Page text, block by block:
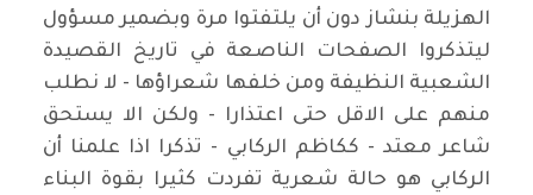
الهزيلة بنشاز دون أن يلتفتوا مرة وبضمير مسؤول
ليتذكروا الصفحات الناصعة في تاريخ القصيدة
الشعبية النظيفة ومن خلفها شعراؤها - لا نطلب
منهم على الاقل حتى اعتذارا - ولكن الا يستحق
شاعر معتد - ككاظم الركابي - تذكرا اذا علمنا أن
الركابي هو حالة شعرية تفردت كثيرا بقوة البناء